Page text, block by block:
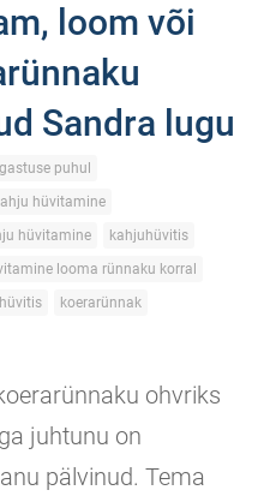
loom või
Sandra lugu
puhul
hüvitamine
hüvitamine
kahjuhüvitis
looma rünnaku korral
koerarünnak
ohvriks
juhtunu on
pälvinud. Tema